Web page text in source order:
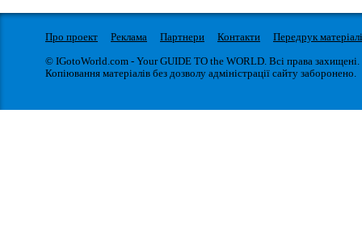
Про проект Реклама Партнери Контакти
Передрук
© IGotoWorld.com - Your GUIDE TO the WORLD. Всі права захищені.
Копіювання матеріалів без дозволу адміністрації сайту заборонено.